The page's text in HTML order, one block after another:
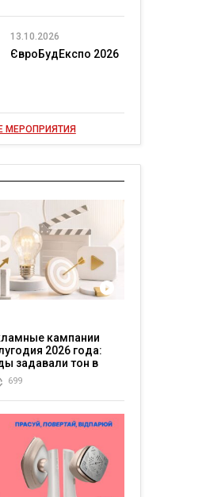
13.10.2026
ЄвроБудЕкспо 2026
МЕРОПРИЯТИЯ
кампании
2026 года:
задавали тон в
699